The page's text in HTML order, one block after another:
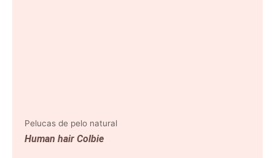
Pelucas de pelo natural
Human hair Colbie